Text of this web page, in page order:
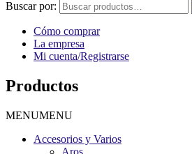
Buscar por:
Cómo comprar
La empresa
Mi cuenta/Registrarse
Productos
MENUMENU
Accesorios y Varios